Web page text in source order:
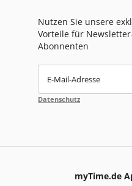
Nutzen Sie unsere
Vorteile für
Abonnenten
E-Mail-Adresse
Datenschutz
myTime.de